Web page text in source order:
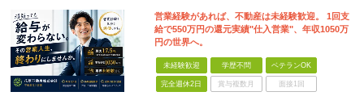
営業経験があれば、不動産は未経験歓迎。 1回支
給で550万円の還元実績"仕入営業"、年収1050万
円の世界へ。
未経験歓迎 学歴不問 ベテランOK
完全週休2日 賞与複数月 面接1回